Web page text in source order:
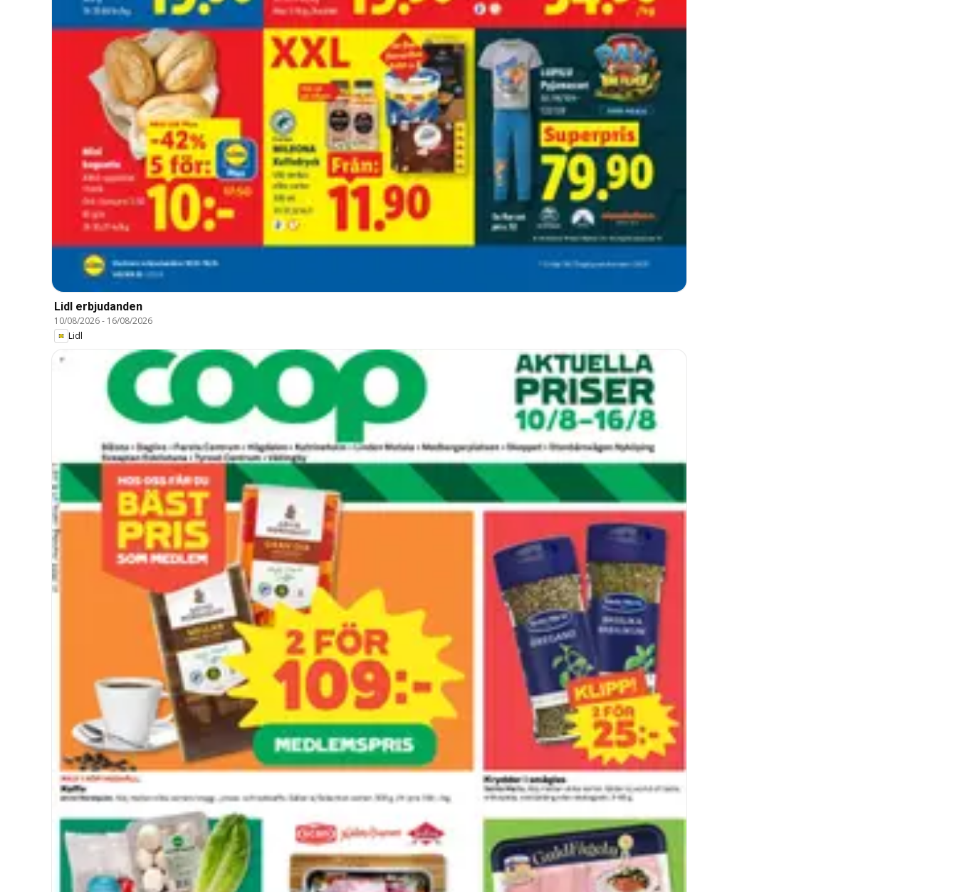
Lidl erbjudanden
10/08/2026- 16/08/2026
Lidl